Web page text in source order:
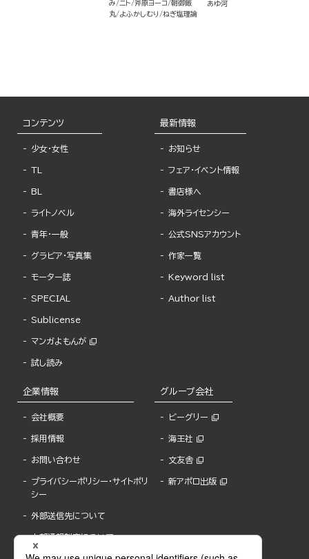
み
ニト 斧原ヨーコ 朝御飯
丸 よふかしむり ねぎ塩理論
あゆ河
コンテンツ
少女・女性
TL
BL
ライトノベル
青年・一般
グラビア・写真集
モーター誌
SPECIAL
Sublicense
マンガよもんが
試し読み
最新情報
お知らせ
フェア・イベント情報
書店様へ
海外ライセンシー
公式SNSアカウント
作家一覧
Keyword list
Author list
企業情報
会社概要
採用情報
お問い合わせ
プライバシーポリシー・サイトポリ
シー
外部送信先について
内部通報制度について
グループ会社
ビーグリー
海王社
文友舎
新アポロ出版